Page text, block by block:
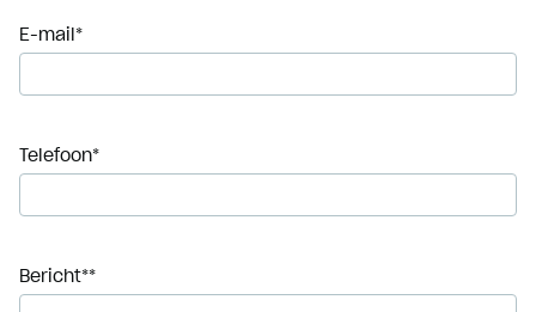
E-mail*
Telefoon*
Bericht**